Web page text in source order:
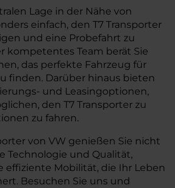
Lage in der Nähe von
einfach, den T7 Transporter
und eine Probefahrt zu
kompetentes Team berät Sie
das perfekte Fahrzeug für
finden. Darüber hinaus bieten
und Leasingoptionen,
den T7 Transporter zu
zu fahren.
von VW genießen Sie nicht
Technologie und Qualität,
effiziente Mobilität, die Ihr Leben
Besuchen Sie uns und